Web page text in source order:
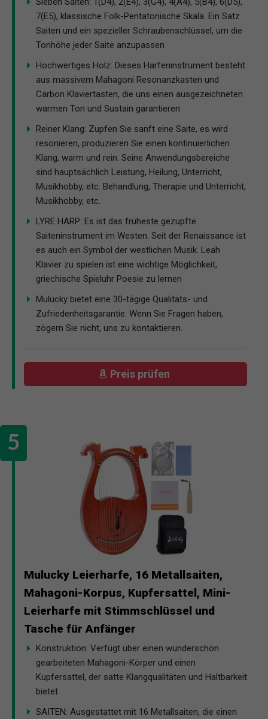
7(E5), klassische Folk-Pentatonische Skala. Ein Satz
Saiten und ein spezieller Schraubenschlüssel, um die
Tonhöhe jeder Saite anzupassen
Hochwertiges Holz: Dieses Harfeninstrument besteht
aus massivem Mahagoni Resonanzkasten und
Carbon Klaviertasten, die uns einen ausgezeichneten
warmen Ton und Sustain garantieren
Reiner Klang: Zupfen Sie sanft eine Saite, es wird
resonieren, produzieren Sie einen kontinuierlichen
Klang, warm und rein. Seine Anwendungsbereiche
sind hauptsächlich Leistung, Heilung, Unterricht,
Musikhobby, etc. Behandlung, Therapie und Unterricht,
Musikhobby, etc.
LYRE HARP: Es ist das früheste gezupfte
Saiteninstrument im Westen. Seit der Renaissance ist
es auch ein Symbol der westlichen Musik. Leah
Klavier zu spielen ist eine wichtige Möglichkeit,
griechische Spieluhr Poesie zu lernen
Mulucky bietet eine 30-tägige Qualitäts- und
Zufriedenheitsgarantie. Wenn Sie Fragen haben,
zögern Sie nicht, uns zu kontaktieren.
Preis prüfen
Mulucky Leierharfe, 16 Metallsaiten,
Mahagoni-Korpus, Kupfersattel, Mini-
Leierharfe mit Stimmschlüssel und
Tasche für Anfänger
Konstruktion: Verfügt über einen wunderschön
gearbeiteten Mahagoni-Körper und einen
Kupfersattel, der satte Klangqualitäten und Haltbarkeit
bietet
SAITEN: Ausgestattet mit 16 Metallsaiten, die einen